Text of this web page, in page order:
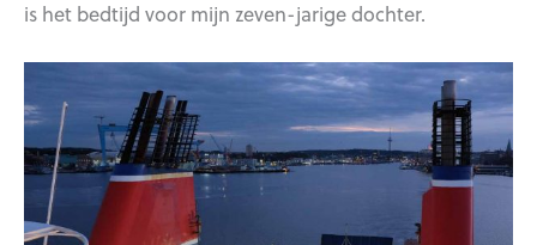
is het bedtijd voor mijn zeven-jarige dochter.